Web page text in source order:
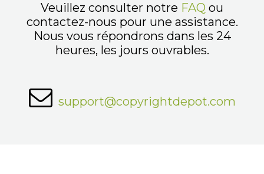
Veuillez consulter notre FAQ ou
contactez-nous pour une assistance.
Nous vous répondrons dans les 24
heures, les jours ouvrables.
support@copyrightdepot.com